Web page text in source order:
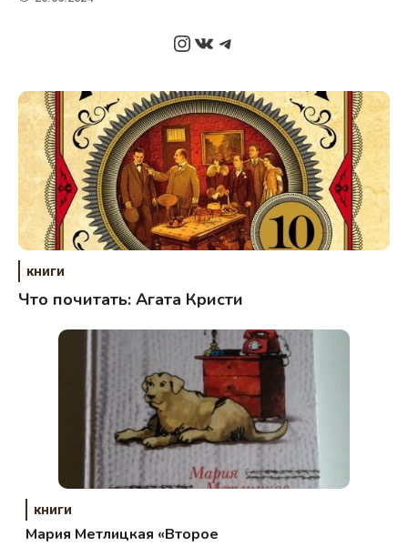
Instagram
ВКонтакте
Telegram
книги
Что почитать: Агата Кристи
книги
Мария Метлицкая «Второе